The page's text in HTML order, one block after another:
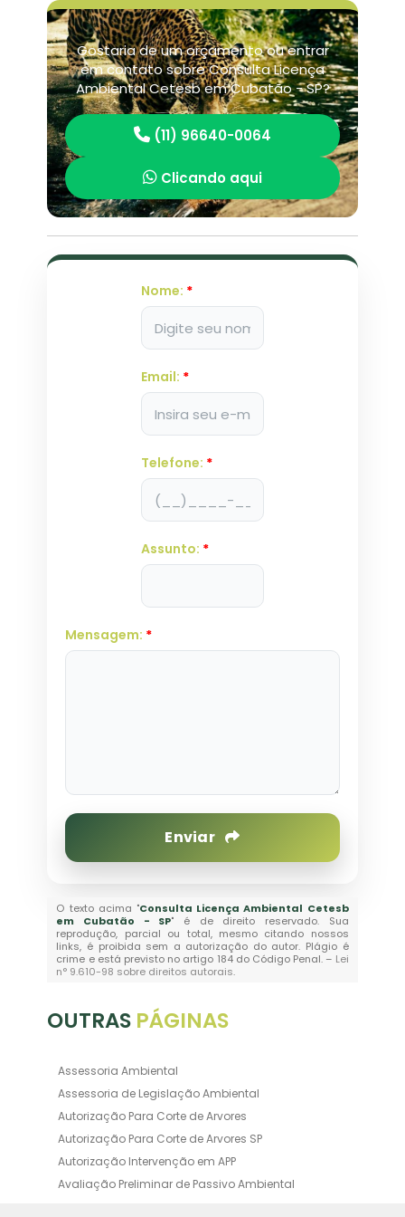
Gostaria de um orçamento ou entrar
em contato sobre Consulta Licença
Ambiental Cetesb em Cubatão - SP?
(11) 96640-0064
Clicando aqui
Nome: *
Email: *
Telefone: *
Assunto: *
Mensagem: *
Enviar
O texto acima "Consulta Licença Ambiental Cetesb
em Cubatão - SP" é de direito reservado. Sua
reprodução, parcial ou total, mesmo citando nossos
links, é proibida sem a autorização do autor. Plágio é
crime e está previsto no artigo 184 do Código Penal. – Lei
n° 9.610-98 sobre direitos autorais.
OUTRAS PÁGINAS
Assessoria Ambiental
Assessoria de Legislação Ambiental
Autorização Para Corte de Arvores
Autorização Para Corte de Arvores SP
Autorização Intervenção em APP
Avaliação Preliminar de Passivo Ambiental